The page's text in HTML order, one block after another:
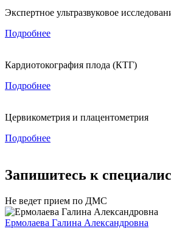
Экспертное ультразвуковое
Подробнее
Кардиотокография плода (КТГ)
Подробнее
Цервикометрия и плацентометрия
Подробнее
Запишитесь к
Не ведет прием по ДМС
Ермолаева Галина Александровна